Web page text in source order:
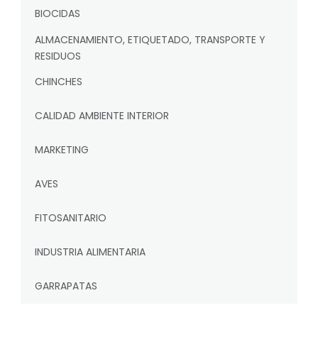
BIOCIDAS
ALMACENAMIENTO, ETIQUETADO, TRANSPORTE Y
RESIDUOS
CHINCHES
CALIDAD AMBIENTE INTERIOR
MARKETING
AVES
FITOSANITARIO
INDUSTRIA ALIMENTARIA
GARRAPATAS